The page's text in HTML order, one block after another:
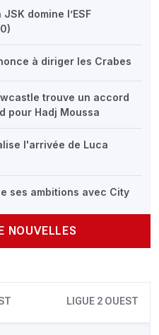
domine l’ESF
à diriger les Crabes
trouve un accord
pour Hadj Moussa
l'arrivée de Luca
ses ambitions avec City
NOUVELLES
LIGUE 2 OUEST